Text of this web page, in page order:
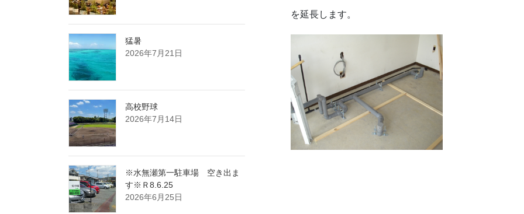
を延長します。
猛暑
2026年7月21日
高校野球
2026年7月14日
※水無瀬第一駐車場 空き出ま
す※Ｒ8.6.25
2026年6月25日